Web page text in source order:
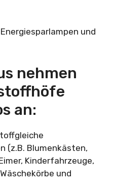
und
nehmen
an:
(z.B. Blumenkästen,
Kinderfahrzeuge,
und